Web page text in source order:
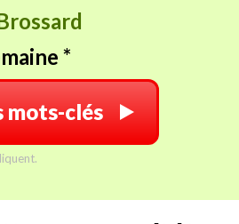
*
mots-clés